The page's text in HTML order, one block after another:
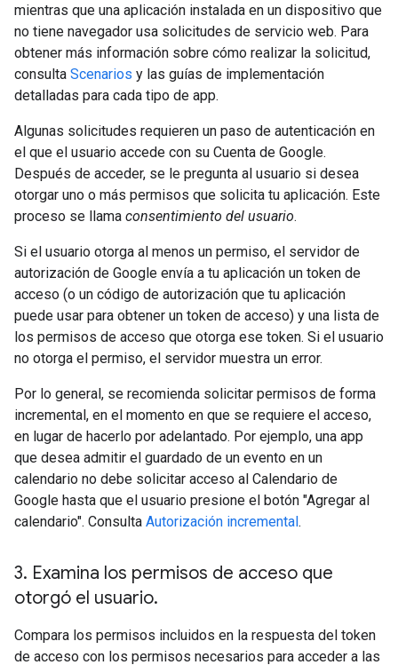
mientras que una aplicación instalada en un dispositivo que
no tiene navegador usa solicitudes de servicio web. Para
obtener más información sobre cómo realizar la solicitud,
consulta Scenarios y las guías de implementación
detalladas para cada tipo de app.
Algunas solicitudes requieren un paso de autenticación en
el que el usuario accede con su Cuenta de Google.
Después de acceder, se le pregunta al usuario si desea
otorgar uno o más permisos que solicita tu aplicación. Este
proceso se llama consentimiento del usuario.
Si el usuario otorga al menos un permiso, el servidor de
autorización de Google envía a tu aplicación un token de
acceso (o un código de autorización que tu aplicación
puede usar para obtener un token de acceso) y una lista de
los permisos de acceso que otorga ese token. Si el usuario
no otorga el permiso, el servidor muestra un error.
Por lo general, se recomienda solicitar permisos de forma
incremental, en el momento en que se requiere el acceso,
en lugar de hacerlo por adelantado. Por ejemplo, una app
que desea admitir el guardado de un evento en un
calendario no debe solicitar acceso al Calendario de
Google hasta que el usuario presione el botón "Agregar al
calendario". Consulta Autorización incremental.
3. Examina los permisos de acceso que
otorgó el usuario.
Compara los permisos incluidos en la respuesta del token
de acceso con los permisos necesarios para acceder a las